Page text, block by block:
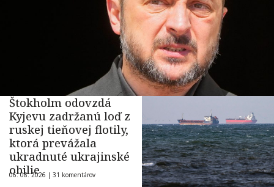
Štokholm odovzdá
Kyjevu zadržanú loď z
ruskej tieňovej flotily,
ktorá prevážala
ukradnuté ukrajinské
obilie
06. 08. 2026 | 31 komentárov